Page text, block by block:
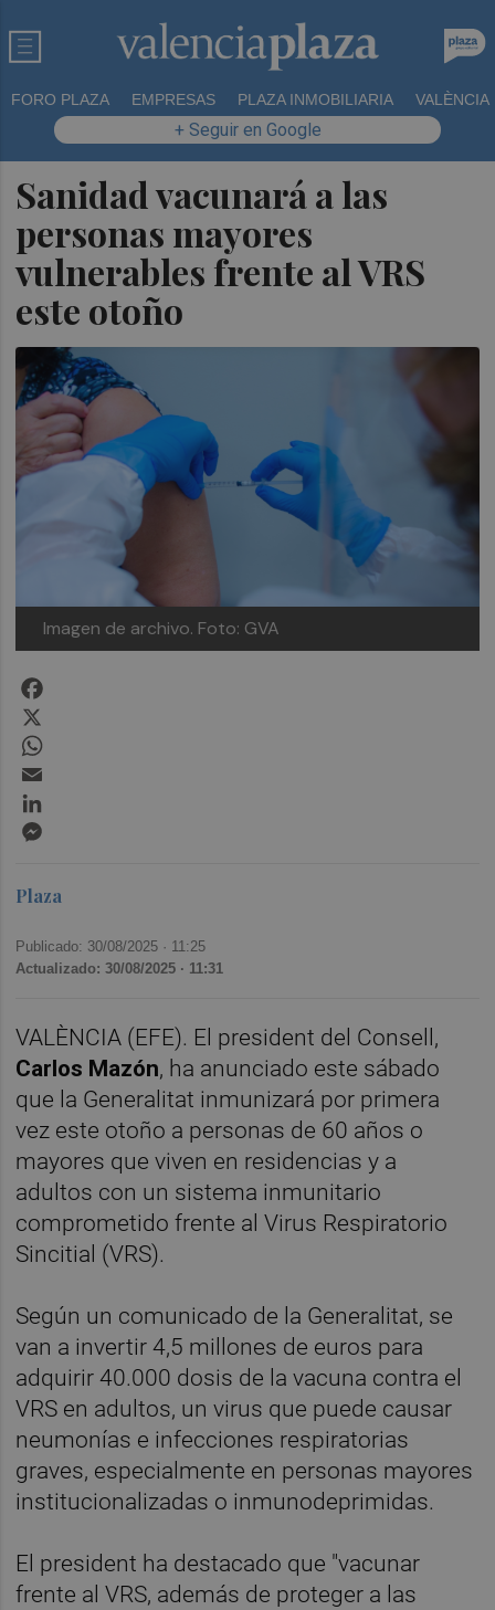
FORO PLAZA EMPRESAS PLAZA INMOBILIARIA VALÈNCIA
+ Seguir en Google
Sanidad vacunará a las
personas mayores
vulnerables frente al VRS
este otoño
Imagen de archivo. Foto: GVA
Plaza
Publicado: 30/08/2025 · 11:25
Actualizado: 30/08/2025 · 11:31
VALÈNCIA (EFE). El president del Consell,
Carlos Mazón, ha anunciado este sábado
que la Generalitat inmunizará por primera
vez este otoño a personas de 60 años o
mayores que viven en residencias y a
adultos con un sistema inmunitario
comprometido frente al Virus Respiratorio
Sincitial (VRS).
Según un comunicado de la Generalitat, se
van a invertir 4,5 millones de euros para
adquirir 40.000 dosis de la vacuna contra el
VRS en adultos, un virus que puede causar
neumonías e infecciones respiratorias
graves, especialmente en personas mayores
institucionalizadas o inmunodeprimidas.
El president ha destacado que "vacunar
frente al VRS, además de proteger a las